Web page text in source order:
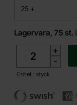
25 +
till
Lagervara, 75 st.
+
-
Enhet : styck